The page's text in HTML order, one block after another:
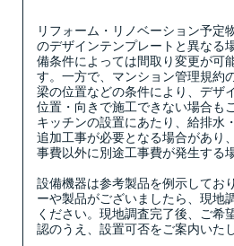
リフォーム・リノベーション予定
のデザインテンプレートと異なる
備条件によっては間取り変更が可
す。一方で、マンション管理規約
梁の位置などの条件により、デザ
位置・向きで施工できない場合も
キッチンの設置にあたり、給排水
追加工事が必要となる場合があり
事費以外に別途工事費が発生する
設備機器は参考製品を例示してお
ーや製品がございましたら、現地
ください。現地調査完了後、ご希
認のうえ、設置可否をご案内いた